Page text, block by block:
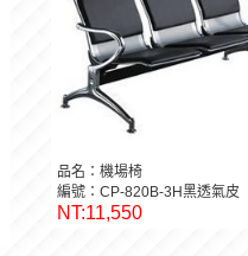
品名：機場椅
編號：CP-820B-3H黑透氣皮
NT:11,550